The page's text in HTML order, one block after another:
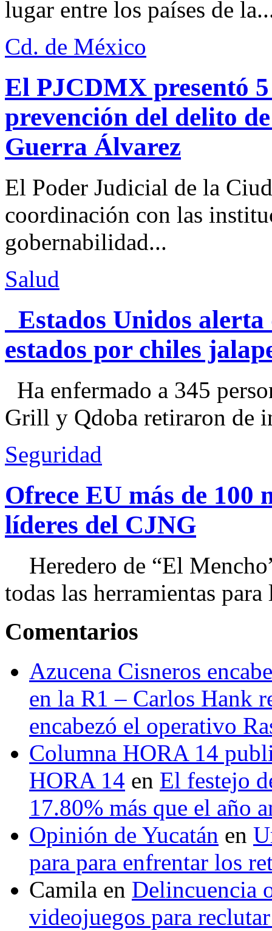
lugar entre los países de
Cd. de México
El PJCDMX presentó
prevención del delito
Guerra Álvarez
El Poder Judicial de la
coordinación con las
gobernabilidad...
Salud
Estados Unidos alerta
estados por chiles
Ha enfermado a 345
Grill y Qdoba retiraron de
Seguridad
Ofrece EU más de 100
líderes del CJNG
Heredero de “El
todas las herramientas
Comentarios
Azucena Cisneros
en la R1 – Carlos Hank
encabezó el operativo
Columna HORA 14
HORA 14 en El festejo
17.80% más que el año
Opinión de Yucatán en
para para enfrentar los
Camila en Delincuencia
videojuegos para